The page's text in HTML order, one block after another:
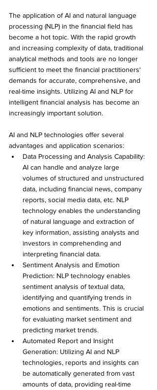
The application of AI and natural language
processing (NLP) in the financial field has
become a hot topic. With the rapid growth
and increasing complexity of data, traditional
analytical methods and tools are no longer
sufficient to meet the financial practitioners'
demands for accurate, comprehensive, and
real-time insights. Utilizing AI and NLP for
intelligent financial analysis has become an
increasingly important solution.
AI and NLP technologies offer several
advantages and application scenarios:
Data Processing and Analysis Capability:
AI can handle and analyze large
volumes of structured and unstructured
data, including financial news, company
reports, social media data, etc. NLP
technology enables the understanding
of natural language and extraction of
key information, assisting analysts and
investors in comprehending and
interpreting financial data.
Sentiment Analysis and Emotion
Prediction: NLP technology enables
sentiment analysis of textual data,
identifying and quantifying trends in
emotions and sentiments. This is crucial
for evaluating market sentiment and
predicting market trends.
Automated Report and Insight
Generation: Utilizing AI and NLP
technologies, reports and insights can
be automatically generated from vast
amounts of data, providing real-time